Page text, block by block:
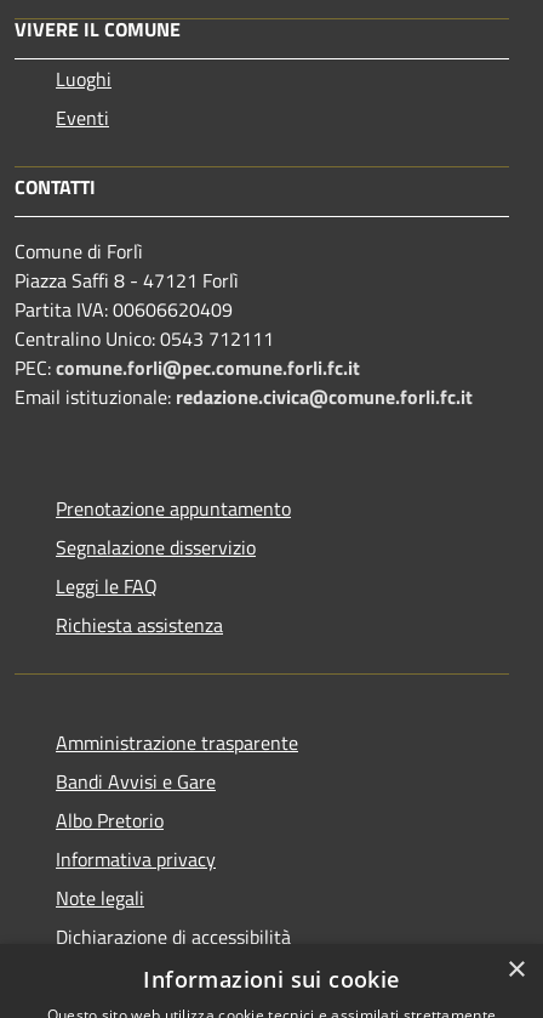
VIVERE IL COMUNE
Luoghi
Eventi
CONTATTI
Comune di Forlì
Piazza Saffi 8 - 47121 Forlì
Partita IVA: 00606620409
Centralino Unico: 0543 712111
PEC:comune.forli@pec.comune.forli.fc.it
Email istituzionale: redazione.civica@comune.forli.fc.it
Prenotazione appuntamento
Segnalazione disservizio
Leggi le FAQ
Richiesta assistenza
Amministrazione trasparente
Bandi Avvisi e Gare
Albo Pretorio
Informativa privacy
Note legali
Dichiarazione di accessibilità
×
Informazioni sui cookie